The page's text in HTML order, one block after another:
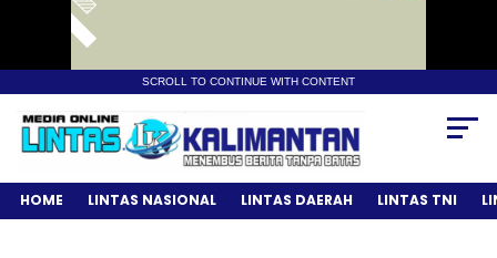
SCROLL TO CONTINUE WITH CONTENT
HOME LINTAS NASIONAL LINTAS DAERAH LINTAS TNI